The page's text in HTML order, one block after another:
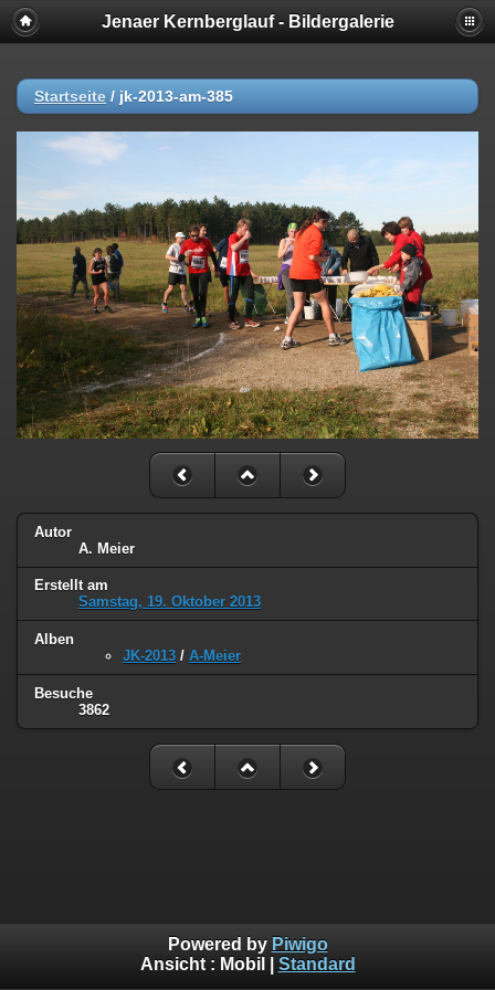
Jenaer Kernberglauf - Bildergalerie
Startseite / jk-2013-am-385
Autor
A. Meier
Erstellt am
Samstag, 19. Oktober 2013
Alben
JK-2013 / A-Meier
Besuche
3862
Powered by Piwigo
Ansicht : Mobil Standard